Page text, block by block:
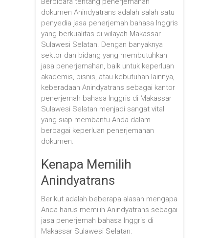
dokumen Anindyatrans adalah salah satu
penyedia jasa penerjemah bahasa Inggris
yang berkualitas di wilayah Makassar
Sulawesi Selatan. Dengan banyaknya
sektor dan bidang yang membutuhkan
jasa penerjemahan, baik untuk keperluan
akademis, bisnis, atau kebutuhan lainnya,
keberadaan Anindyatrans sebagai kantor
penerjemah bahasa Inggris di Makassar
Sulawesi Selatan menjadi sangat vital
yang siap membantu Anda dalam
berbagai keperluan penerjemahan
dokumen.
Kenapa Memilih
Anindyatrans
Berikut adalah beberapa alasan mengapa
Anda harus memilih Anindyatrans sebagai
jasa penerjemah bahasa Inggris di
Makassar Sulawesi Selatan: